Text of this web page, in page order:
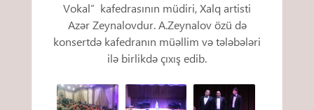
Vokal” kafedrasının müdiri, Xalq artisti
Azər Zeynalovdur. A.Zeynalov özü də
konsertdə kafedranın müəllim və tələbələri
ilə birlikdə çıxış edib.